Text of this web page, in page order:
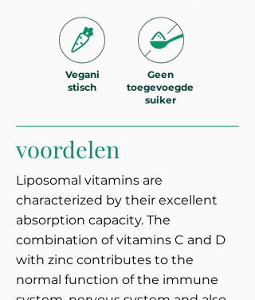
Vegani
stisch
Geen
toegevoegde
suiker
voordelen
Liposomal vitamins are
characterized by their excellent
absorption capacity. The
combination of vitamins C and D
with zinc contributes to the
normal function of the immune